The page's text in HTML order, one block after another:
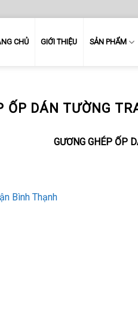
CHỦ GIỚI THIỆU SẢN PHẨM
ỐP DÁN TƯỜNG
GƯƠNG GHÉP ỐP
Bình Thạnh